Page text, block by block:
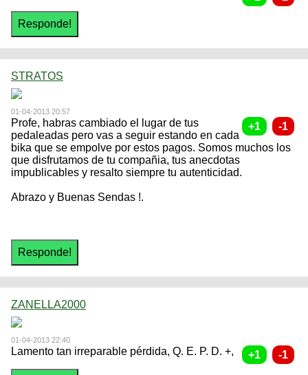
STRATOS
01-04-2013 20:57
Profe, habras cambiado el lugar de tus
pedaleadas pero vas a seguir estando en cada
bika que se empolve por estos pagos. Somos muchos los
que disfrutamos de tu compañia, tus anecdotas
impublicables y resalto siempre tu autenticidad.
Abrazo y Buenas Sendas !.
ZANELLA2000
01-04-2013 22:40
Lamento tan irreparable pérdida, Q. E. P. D. +,